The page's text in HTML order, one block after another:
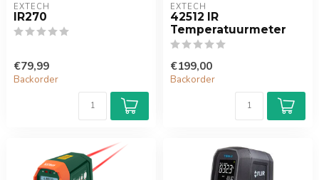
EXTECH
IR270
€79,99
Backorder
EXTECH
42512 IR
Temperatuurmeter
€199,00
Backorder